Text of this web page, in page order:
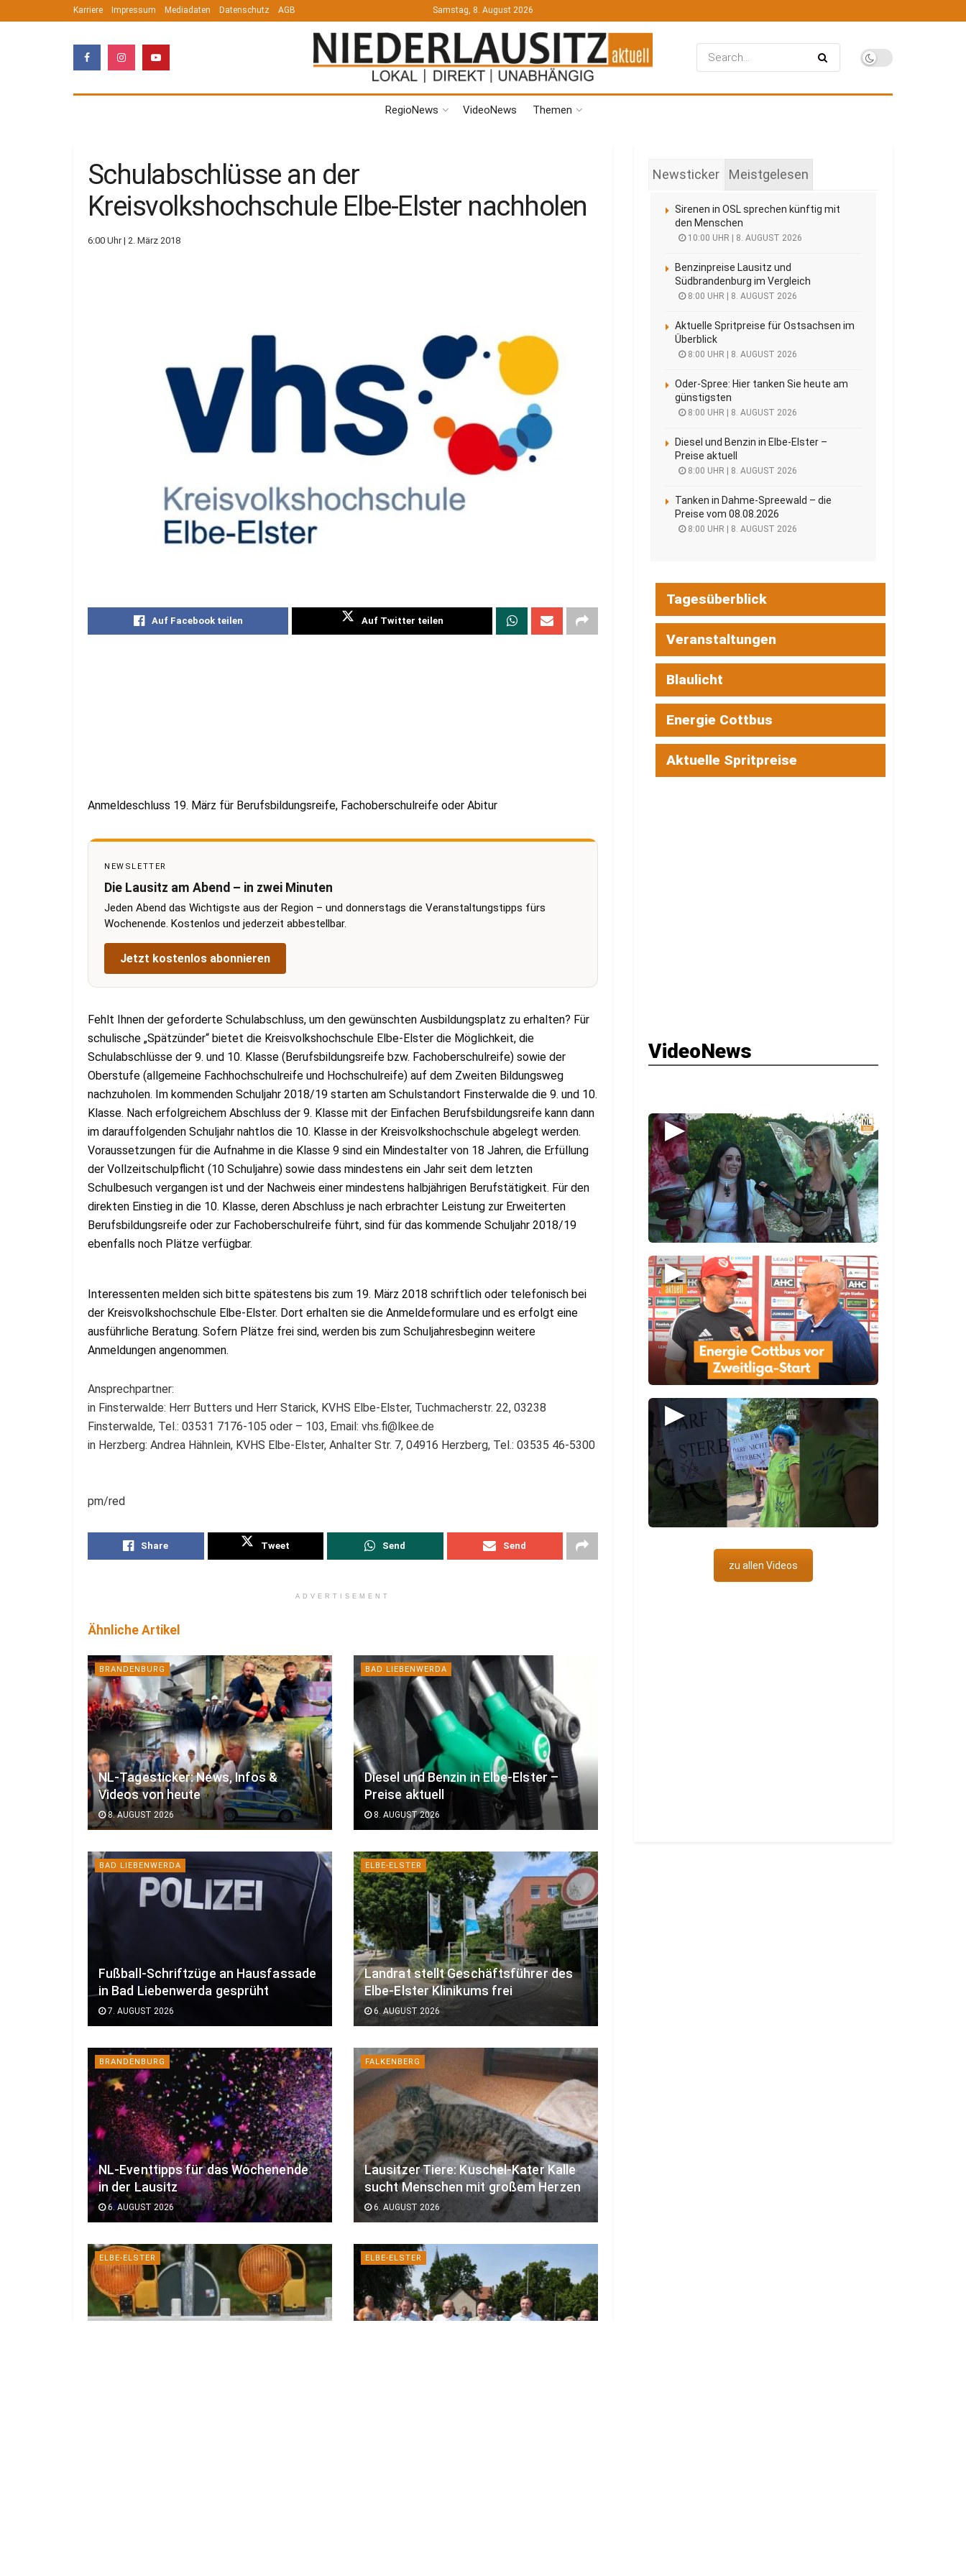
Karriere Impressum Mediadaten Datenschutz AGB Samstag, 8. August 2026
RegioNews VideoNews Themen
Schulabschlüsse an der
Kreisvolkshochschule Elbe-Elster nachholen
6:00 Uhr | 2. März 2018
Auf Facebook teilen Auf Twitter teilen
Anmeldeschluss 19. März für Berufsbildungsreife, Fachoberschulreife oder Abitur
NEWSLETTER
Die Lausitz am Abend – in zwei Minuten
Jeden Abend das Wichtigste aus der Region – und donnerstags die Veranstaltungstipps fürs
Wochenende. Kostenlos und jederzeit abbestellbar.
Jetzt kostenlos abonnieren
Fehlt Ihnen der geforderte Schulabschluss, um den gewünschten Ausbildungsplatz zu erhalten? Für
schulische „Spätzünder“ bietet die Kreisvolkshochschule Elbe-Elster die Möglichkeit, die
Schulabschlüsse der 9. und 10. Klasse (Berufsbildungsreife bzw. Fachoberschulreife) sowie der
Oberstufe (allgemeine Fachhochschulreife und Hochschulreife) auf dem Zweiten Bildungsweg
nachzuholen. Im kommenden Schuljahr 2018/19 starten am Schulstandort Finsterwalde die 9. und 10.
Klasse. Nach erfolgreichem Abschluss der 9. Klasse mit der Einfachen Berufsbildungsreife kann dann
im darauffolgenden Schuljahr nahtlos die 10. Klasse in der Kreisvolkshochschule abgelegt werden.
Voraussetzungen für die Aufnahme in die Klasse 9 sind ein Mindestalter von 18 Jahren, die Erfüllung
der Vollzeitschulpflicht (10 Schuljahre) sowie dass mindestens ein Jahr seit dem letzten
Schulbesuch vergangen ist und der Nachweis einer mindestens halbjährigen Berufstätigkeit. Für den
direkten Einstieg in die 10. Klasse, deren Abschluss je nach erbrachter Leistung zur Erweiterten
Berufsbildungsreife oder zur Fachoberschulreife führt, sind für das kommende Schuljahr 2018/19
ebenfalls noch Plätze verfügbar.
Interessenten melden sich bitte spätestens bis zum 19. März 2018 schriftlich oder telefonisch bei
der Kreisvolkshochschule Elbe-Elster. Dort erhalten sie die Anmeldeformulare und es erfolgt eine
ausführliche Beratung. Sofern Plätze frei sind, werden bis zum Schuljahresbeginn weitere
Anmeldungen angenommen.
Ansprechpartner:
in Finsterwalde: Herr Butters und Herr Starick, KVHS Elbe-Elster, Tuchmacherstr. 22, 03238
Finsterwalde, Tel.: 03531 7176-105 oder – 103, Email: vhs.fi@lkee.de
in Herzberg: Andrea Hähnlein, KVHS Elbe-Elster, Anhalter Str. 7, 04916 Herzberg, Tel.: 03535 46-5300
pm/red
Share Tweet Send Send
ADVERTISEMENT
Ähnliche Artikel
BRANDENBURG
NL-Tagesticker: News, Infos &
Videos von heute
8. AUGUST 2026
BAD LIEBENWERDA
Diesel und Benzin in Elbe-Elster –
Preise aktuell
8. AUGUST 2026
BAD LIEBENWERDA
Fußball-Schriftzüge an Hausfassade
in Bad Liebenwerda gesprüht
7. AUGUST 2026
ELBE-ELSTER
Landrat stellt Geschäftsführer des
Elbe-Elster Klinikums frei
6. AUGUST 2026
BRANDENBURG
NL-Eventtipps für das Wochenende
in der Lausitz
6. AUGUST 2026
FALKENBERG
Lausitzer Tiere: Kuschel-Kater Kalle
sucht Menschen mit großem Herzen
6. AUGUST 2026
ELBE-ELSTER ELBE-ELSTER
Newsticker Meistgelesen
Sirenen in OSL sprechen künftig mit
den Menschen
10:00 UHR | 8. AUGUST 2026
Benzinpreise Lausitz und
Südbrandenburg im Vergleich
8:00 UHR | 8. AUGUST 2026
Aktuelle Spritpreise für Ostsachsen im
Überblick
8:00 UHR | 8. AUGUST 2026
Oder-Spree: Hier tanken Sie heute am
günstigsten
8:00 UHR | 8. AUGUST 2026
Diesel und Benzin in Elbe-Elster –
Preise aktuell
8:00 UHR | 8. AUGUST 2026
Tanken in Dahme-Spreewald – die
Preise vom 08.08.2026
8:00 UHR | 8. AUGUST 2026
Tagesüberblick
Veranstaltungen
Blaulicht
Energie Cottbus
Aktuelle Spritpreise
VideoNews
▶
▶
▶
zu allen Videos